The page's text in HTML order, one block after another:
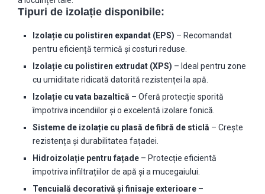
Tipuri de izolație disponibile:
Izolație cu polistiren expandat (EPS) – Recomandat
pentru eficiență termică și costuri reduse.
Izolație cu polistiren extrudat (XPS) – Ideal pentru zone
cu umiditate ridicată datorită rezistenței la apă.
Izolație cu vata bazaltică – Oferă protecție sporită
împotriva incendiilor și o excelentă izolare fonică.
Sisteme de izolație cu plasă de fibră de sticlă – Crește
rezistența și durabilitatea fațadei.
Hidroizolație pentru fațade – Protecție eficientă
împotriva infiltrațiilor de apă și a mucegaiului.
Tencuială decorativă și finisaje exterioare –